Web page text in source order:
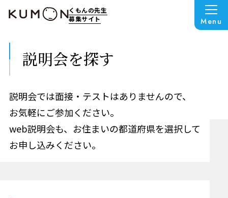
くもんの先生
募集サイト
Menu
説明会を探す
説明会では面接・テストはありませんので、
お気軽にご参加ください。
web説明会も、お住まいの都道府県を選択して
お申し込みください。